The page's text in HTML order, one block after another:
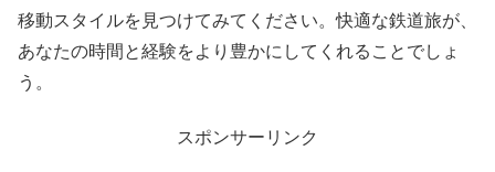
移動スタイルを見つけてみてください。快適な鉄道旅が、
あなたの時間と経験をより豊かにしてくれることでしょ
う。
スポンサーリンク